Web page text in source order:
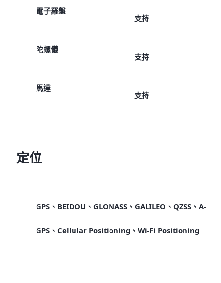
電子羅盤
支持
陀螺儀
支持
馬達
支持
定位
GPS、BEIDOU、GLONASS、GALILEO、QZSS、A-
GPS、Cellular Positioning、Wi-Fi Positioning